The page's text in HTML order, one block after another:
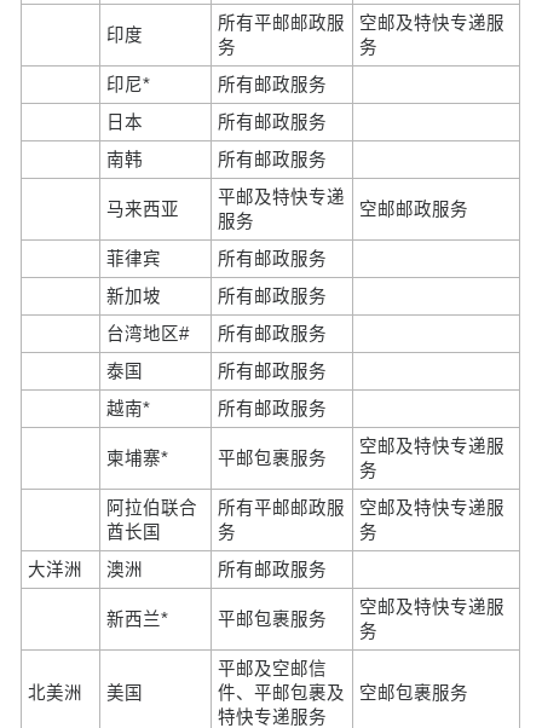
印度
所有平邮邮政服
务
空邮及特快专递服
务
印尼*
所有邮政服务
日本
所有邮政服务
南韩
所有邮政服务
马来西亚
平邮及特快专递
服务
空邮邮政服务
菲律宾
所有邮政服务
新加坡
所有邮政服务
台湾地区#
所有邮政服务
泰国
所有邮政服务
越南*
所有邮政服务
柬埔寨* 平邮包裹服务
空邮及特快专递服
务
阿拉伯联合
酋长国
所有平邮邮政服
务
空邮及特快专递服
务
大洋洲
澳洲 所有邮政服务
新西兰* 平邮包裹服务
空邮及特快专递服
务
北美洲 美国
平邮及空邮信
件、平邮包裹及
特快专递服务
空邮包裹服务